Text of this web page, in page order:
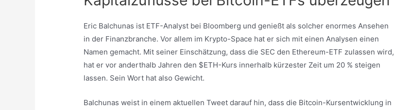
Eric Balchunas ist ETF-Analyst bei Bloomberg und genießt als solcher enormes Ansehen
in der Finanzbranche. Vor allem im Krypto-Space hat er sich mit einen Analysen einen
Namen gemacht. Mit seiner Einschätzung, dass die SEC den Ethereum-ETF zulassen wird,
hat er vor anderthalb Jahren den $ETH-Kurs innerhalb kürzester Zeit um 20 % steigen
lassen. Sein Wort hat also Gewicht.
Balchunas weist in einem aktuellen Tweet darauf hin, dass die Bitcoin-Kursentwicklung in